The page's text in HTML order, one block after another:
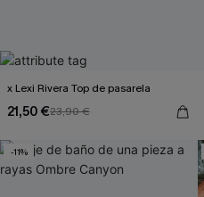
x Lexi Rivera Top de pasarela
21,50 €23,90 €
-11%